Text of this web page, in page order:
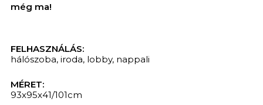
még ma!
FELHASZNÁLÁS:
hálószoba, iroda, lobby, nappali
MÉRET:
93x95x41/101cm